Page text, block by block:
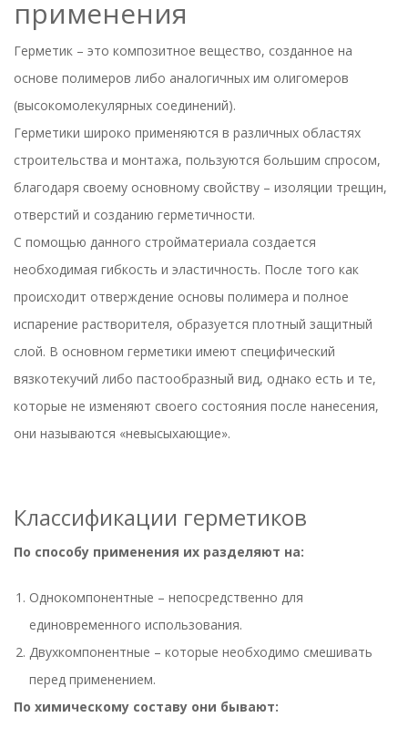
применения
Герметик – это композитное вещество, созданное на
основе полимеров либо аналогичных им олигомеров
(высокомолекулярных соединений).
Герметики широко применяются в различных областях
строительства и монтажа, пользуются большим спросом,
благодаря своему основному свойству – изоляции трещин,
отверстий и созданию герметичности.
С помощью данного стройматериала создается
необходимая гибкость и эластичность. После того как
происходит отверждение основы полимера и полное
испарение растворителя, образуется плотный защитный
слой. В основном герметики имеют специфический
вязкотекучий либо пастообразный вид, однако есть и те,
которые не изменяют своего состояния после нанесения,
они называются «невысыхающие».
Классификации герметиков
По способу применения их разделяют на:
Однокомпонентные – непосредственно для
единовременного использования.
Двухкомпонентные – которые необходимо смешивать
перед применением.
По химическому составу они бывают: